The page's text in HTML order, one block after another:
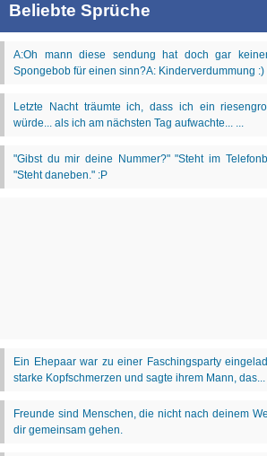
Beliebte Sprüche